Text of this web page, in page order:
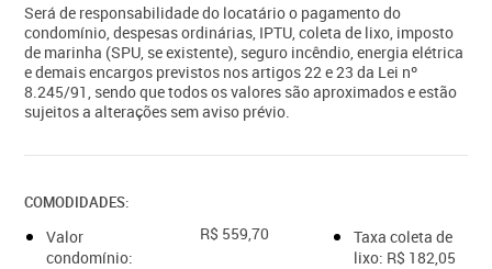
Será de responsabilidade do locatário o pagamento do
condomínio, despesas ordinárias, IPTU, coleta de lixo, imposto
de marinha (SPU, se existente), seguro incêndio, energia elétrica
e demais encargos previstos nos artigos 22 e 23 da Lei nº
8.245/91, sendo que todos os valores são aproximados e estão
sujeitos a alterações sem aviso prévio.
COMODIDADES:
Valor
condomínio:
R$ 559,70
Taxa coleta de
lixo: R$ 182,05